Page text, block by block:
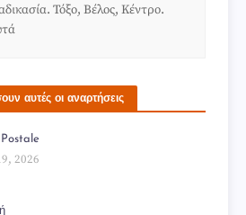
Τόξο, Βέλος, Κέντρο.
αυτές οι αναρτήσεις
2026